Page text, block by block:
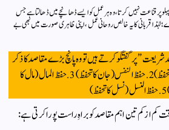
پر قناعت نہیں کرتا، وہ ہر عمل کو ایسے ڈھانچے میں ڈھالتا ہے جس
لہٰذا قربانی کا یہ خالص روحانی عمل، اپنی ظاہری صورت میں بھی بے
پر گفتگو کرتے ہیں تو وہ پانچ بڑے مقاصد کا ذکر
کرتے ہیں:1. حفظ الدین (دین کا تحفظ)2. حفظ النفس (جان کا تحفظ)3. حفظ المال (مال کا
کم از کم تین اہم مقاصد کو براہِ راست پورا کرتی ہے: